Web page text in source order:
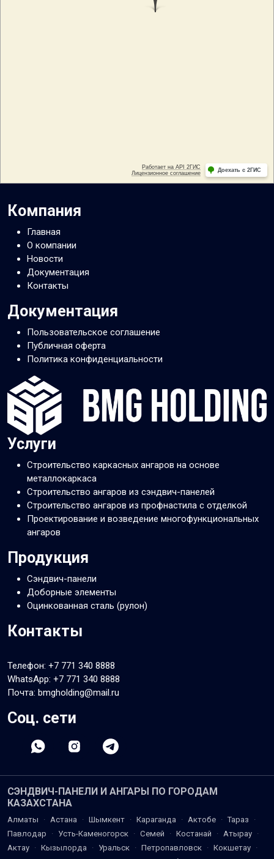
Компания
Главная
О компании
Новости
Документация
Контакты
Документация
Пользовательское соглашение
Публичная оферта
Политика конфиденциальности
Услуги
Строительство каркасных ангаров на основе
металлокаркаса
Строительство ангаров из сэндвич-панелей
Строительство ангаров из профнастила с отделкой
Проектирование и возведение многофункциональных
ангаров
Продукция
Сэндвич-панели
Доборные элементы
Оцинкованная сталь (рулон)
Контакты
Телефон: +7 771 340 8888
WhatsApp: +7 771 340 8888
Почта: bmgholding@mail.ru
Соц. сети
СЭНДВИЧ-ПАНЕЛИ И АНГАРЫ ПО ГОРОДАМ
КАЗАХСТАНА
Алматы · Астана · Шымкент · Караганда · Актобе · Тараз
·
Павлодар
· Усть-Каменогорск · Семей · Костанай · Атырау ·
Актау · Кызылорда · Уральск · Петропавловск · Кокшетау ·